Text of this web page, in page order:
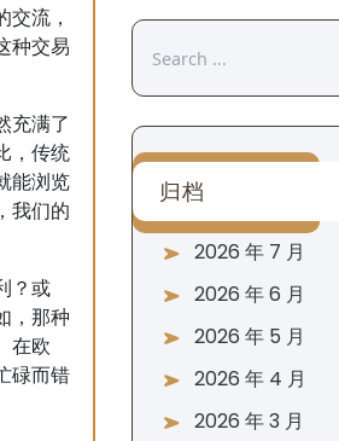
交流，
种交易
充满了
，传统
能浏览
我们的
？或
，那种
在欧
碌而错
for:
归档
2026 年 7 月
2026 年 6 月
2026 年 5 月
2026 年 4 月
2026 年 3 月